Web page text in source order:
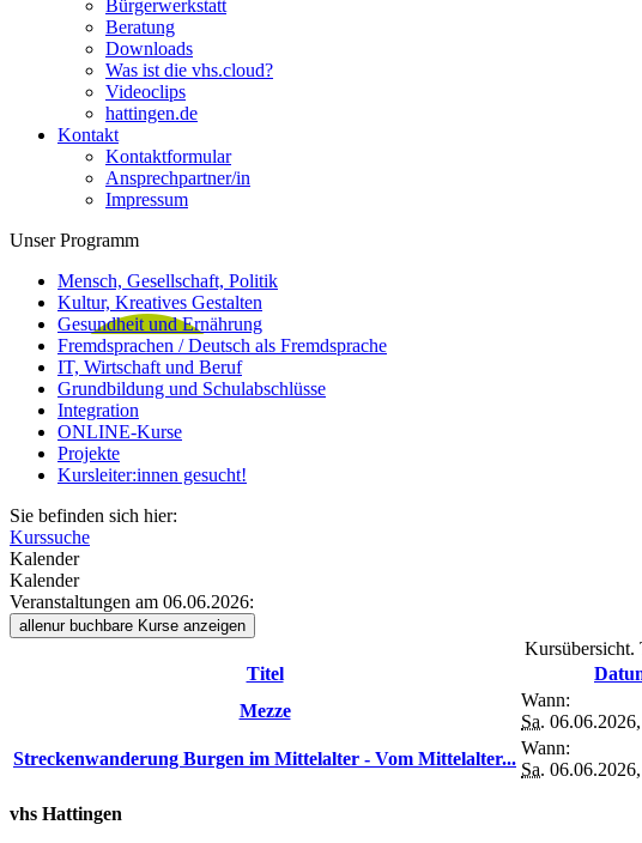
Bürgerwerkstatt
Beratung
Downloads
Was ist die vhs.cloud?
Videoclips
hattingen.de
Kontakt
Kontaktformular
Ansprechpartner/in
Impressum
Unser Programm
Mensch, Gesellschaft, Politik
Kultur, Kreatives Gestalten
Gesundheit und Ernährung
Fremdsprachen / Deutsch als Fremdsprache
IT, Wirtschaft und Beruf
Grundbildung und Schulabschlüsse
Integration
ONLINE-Kurse
Projekte
Kursleiter:innen gesucht!
Sie befinden sich hier:
Kurssuche
Kalender
Kalender
Veranstaltungen am 06.06.2026:
allenur buchbare Kurse anzeigen
Kursübersicht.
Titel
Mezze
Wann:
Sa.
Streckenwanderung Burgen im Mittelalter - Vom Mittelalter...
Wann:
Sa.
vhs Hattingen